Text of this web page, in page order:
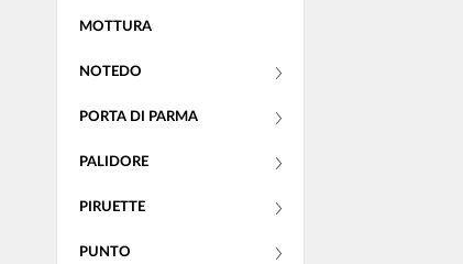
MOTTURA
NOTEDO
PORTA DI PARMA
PALIDORE
PIRUETTE
PUNTO